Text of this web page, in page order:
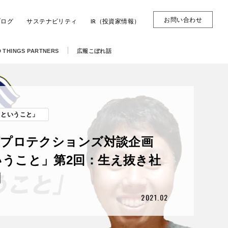
グ サステナビリティ IR（投資家情報） お問い合わせ
THINGS PARTNERS 広報こぼれ話
いうこと」
ロテクションズ対談企画
こと」第2回：生え抜き社
2021.02